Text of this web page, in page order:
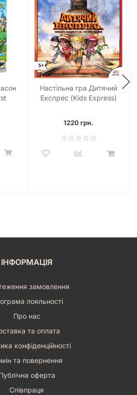
їх, дотримуючись певних умов або ж
на власну уяву. Такий підхід
індивідуальної гри, так і для
можуть влаштовувати справжні
свої образи та пояснюючи свій
мовлення та вміння
(DressCode) ідеально підходить для
дорослі можуть активно брати
та ділячись власними
нового та просто насолодитися
Гру Дрес-код
по всій Україні, щоб ваша
«Дрес-код» вже сьогодні, і нехай
ігрових моментів! Ця українська
у розвиток вашої дитини, яка
додати до колекції ваших
справжню перлину, яка
до креативного самовираження
та стилістів!
Настільна гра Дитячий
Експрес (Kids Express)
1220 грн.
ІНФОРМАЦІЯ
замовлення
лояльності
Про нас
та оплата
конфіденційності
та повернення
оферта
Співпраця